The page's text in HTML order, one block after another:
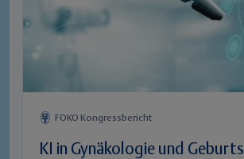
FOKO Kongressbericht
KI in Gynäkologie und